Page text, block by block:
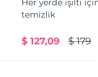
Her yerde ışıltı
temizlik
$ 179
$ 127,09